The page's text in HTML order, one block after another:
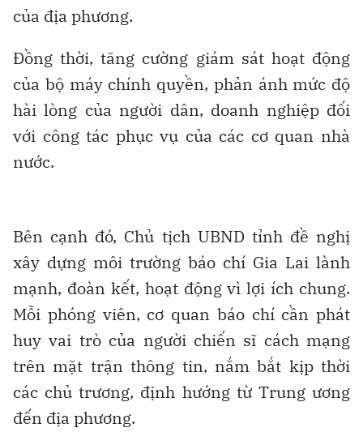
của địa phương.
Đồng thời, tăng cường giám sát hoạt động
của bộ máy chính quyền, phản ánh mức độ
hài lòng của người dân, doanh nghiệp đối
với công tác phục vụ của các cơ quan nhà
nước.
Bên cạnh đó, Chủ tịch UBND tỉnh đề nghị
xây dựng môi trường báo chí Gia Lai lành
mạnh, đoàn kết, hoạt động vì lợi ích chung.
Mỗi phóng viên, cơ quan báo chí cần phát
huy vai trò của người chiến sĩ cách mạng
trên mặt trận thông tin, nắm bắt kịp thời
các chủ trương, định hướng từ Trung ương
đến địa phương.